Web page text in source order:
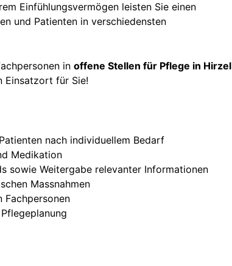
Einfühlungsvermögen leisten Sie einen
und Patienten in verschiedensten
in offene Stellen für Pflege in Hirzel
Einsatzort für Sie!
nach individuellem Bedarf
Medikation
sowie Weitergabe relevanter Informationen
Massnahmen
Fachpersonen